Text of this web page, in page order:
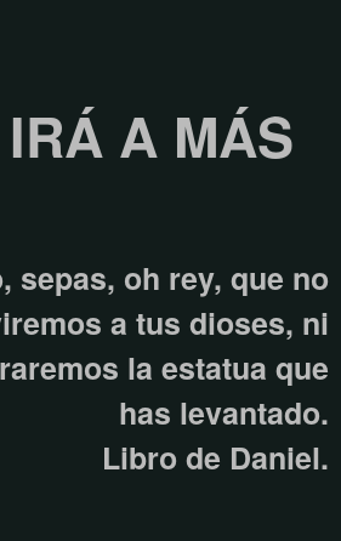
A MÁS
sepas, oh rey, que no
a tus dioses, ni
la estatua que
has levantado.
Libro de Daniel.